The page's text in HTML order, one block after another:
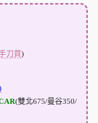
刀買)
(雙北675/曼谷350/